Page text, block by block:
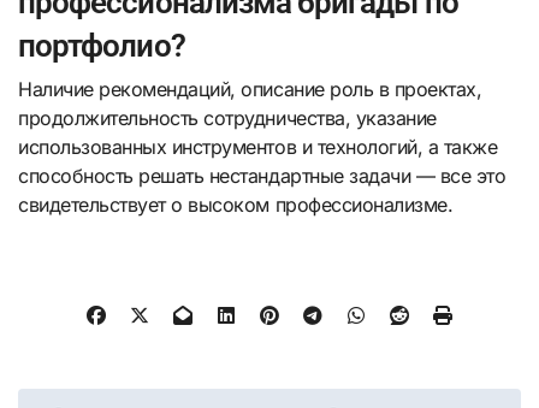
портфолио?
Наличие рекомендаций, описание роль в проектах,
продолжительность сотрудничества, указание
использованных инструментов и технологий, а также
способность решать нестандартные задачи — все это
свидетельствует о высоком профессионализме.